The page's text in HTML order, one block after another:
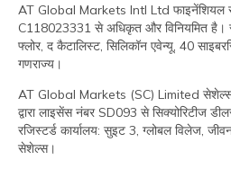
AT Global Markets Intl Ltd फाइनेंशियल
C118023331 से अधिकृत और विनियमित है।
फ्लोर, द कैटालिस्ट, सिलिकॉन एवेन्यू, 40
गणराज्य।
AT Global Markets (SC) Limited सेशेल्स
द्वारा लाइसेंस नंबर SD093 से सिक्योरिटीज
रजिस्‍टर्ड कार्यालय: सुइट 3, ग्लोबल विलेज,
सेशेल्स।